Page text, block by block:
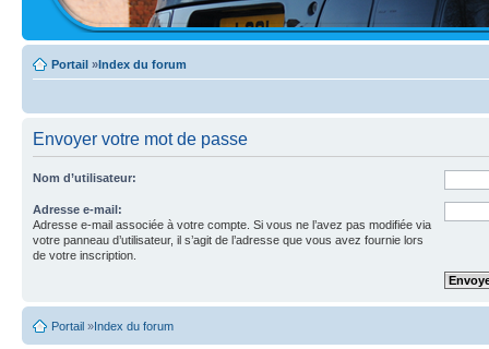
Portail »Index du forum
Envoyer votre mot de passe
Nom d’utilisateur:
Adresse e-mail:
Adresse e-mail associée à votre compte. Si vous ne l’avez pas modifiée via
votre panneau d’utilisateur, il s’agit de l’adresse que vous avez fournie lors
de votre inscription.
Portail »Index du forum